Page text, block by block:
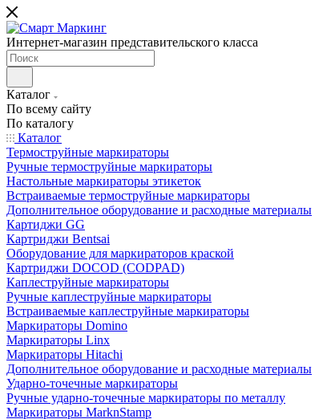
Интернет-магазин представительского класса
Каталог
По всему сайту
По каталогу
Каталог
Термоструйные маркираторы
Ручные термоструйные маркираторы
Настольные маркираторы этикеток
Встраиваемые термоструйные маркираторы
Дополнительное оборудование и расходные материалы
Картиджи GG
Картриджи Bentsai
Оборудование для маркираторов краской
Картриджи DOCOD (CODPAD)
Каплеструйные маркираторы
Ручные каплеструйные маркираторы
Встраиваемые каплеструйные маркираторы
Маркираторы Domino
Маркираторы Linx
Маркираторы Hitachi
Дополнительное оборудование и расходные материалы
Ударно-точечные маркираторы
Ручные ударно-точечные маркираторы по металлу
Маркираторы MarknStamp